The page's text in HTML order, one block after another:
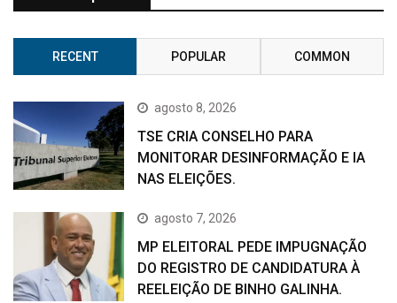
RECENT POPULAR COMMON
agosto 8, 2026
TSE CRIA CONSELHO PARA
MONITORAR DESINFORMAÇÃO E IA
NAS ELEIÇÕES.
agosto 7, 2026
MP ELEITORAL PEDE IMPUGNAÇÃO
DO REGISTRO DE CANDIDATURA À
REELEIÇÃO DE BINHO GALINHA.